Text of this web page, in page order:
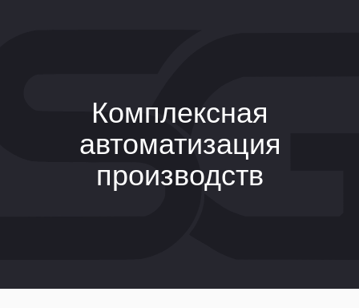
Комплексная
автоматизация
производств